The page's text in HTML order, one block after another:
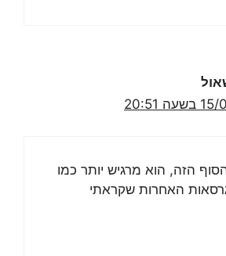
20:51
הזה, הוא מרגיש יותר כמו
האחרות שקראתי